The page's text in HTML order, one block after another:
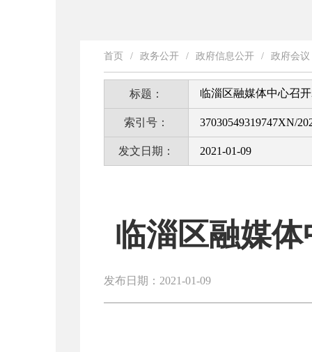
首页 / 政务公开 / 政府信息公开 / 政府会议
标题： 临淄区融媒体中心召
索引号： 37030549319747XN/
发文日期： 2021-01-09
临淄区融媒
发布日期：2021-01-09